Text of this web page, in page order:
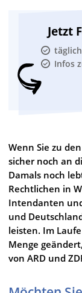
Jetzt
Infos
Wenn Sie zu
sicher noch an
Damals noch
Rechtlichen in
Intendanten
und
leisten. Im
Menge
von ARD und